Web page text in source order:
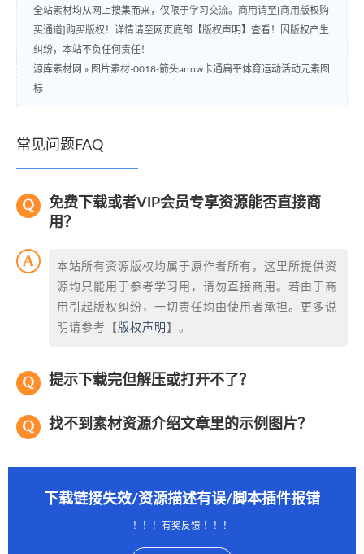
全站素材均从网上搜集而来，仅限于学习交流。商用请至[商用版权购
买通道]购买版权！详情请至网页底部【版权声明】查看！因版权产生
纠纷，本站不负任何责任！
源库素材网 » 图片素材-0018-箭头arrow卡通扁平体育运动活动元素图
标
常见问题FAQ
免费下载或者VIP会员专享资源能否直接商
用？
本站所有资源版权均属于原作者所有，这里所提供资
源均只能用于参考学习用，请勿直接商用。若由于商
用引起版权纠纷，一切责任均由使用者承担。更多说
明请参考【 版权声明 】。
提示下载完但解压或打开不了？
找不到素材资源介绍文章里的示例图片？
下载链接失效/资源描述有误/脚本插件报错
！！！有奖反馈 ！！！